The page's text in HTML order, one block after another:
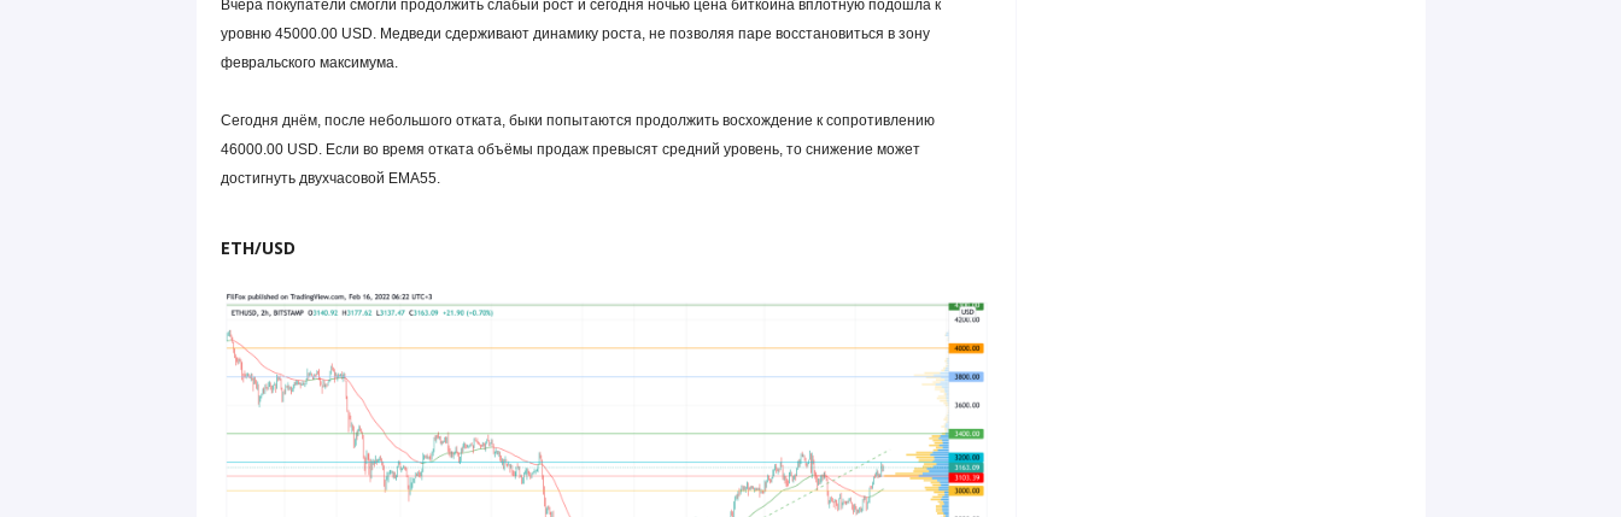
Вчера покупатели смогли продолжить слабый рост и сегодня ночью цена биткоина вплотную подошла к
уровню 45000.00 USD. Медведи сдерживают динамику роста, не позволяя паре восстановиться в зону
февральского максимума.
Сегодня днём, после небольшого отката, быки попытаются продолжить восхождение к сопротивлению
46000.00 USD. Если во время отката объёмы продаж превысят средний уровень, то снижение может
достигнуть двухчасовой EMA55.
ETH/USD